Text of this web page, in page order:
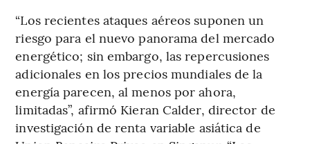
“Los recientes ataques aéreos suponen un
riesgo para el nuevo panorama del mercado
energético; sin embargo, las repercusiones
adicionales en los precios mundiales de la
energía parecen, al menos por ahora,
limitadas”, afirmó Kieran Calder, director de
investigación de renta variable asiática de